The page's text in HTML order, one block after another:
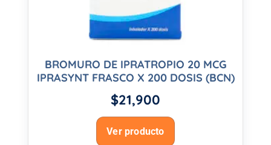
BROMURO DE IPRATROPIO 20 MCG
IPRASYNT FRASCO X 200 DOSIS (BCN)
$21,900
Ver producto